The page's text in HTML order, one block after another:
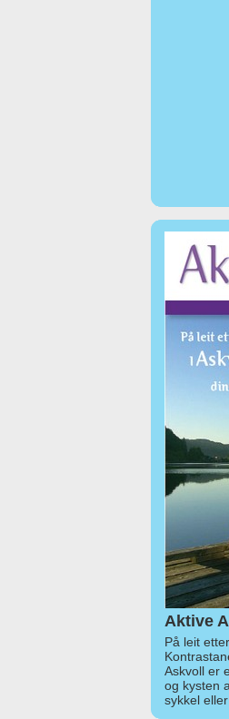
Aktive
På leit
Askvoll er
og kysten
sykkel